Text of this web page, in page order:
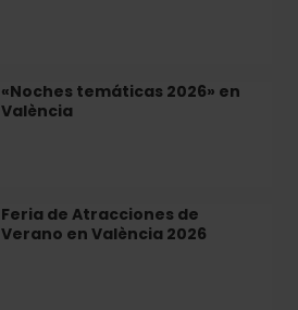
«Noches temáticas 2026» en
València
Feria de Atracciones de
Verano en València 2026